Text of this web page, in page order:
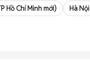
Hồ Chí Minh mới) Hà Nội